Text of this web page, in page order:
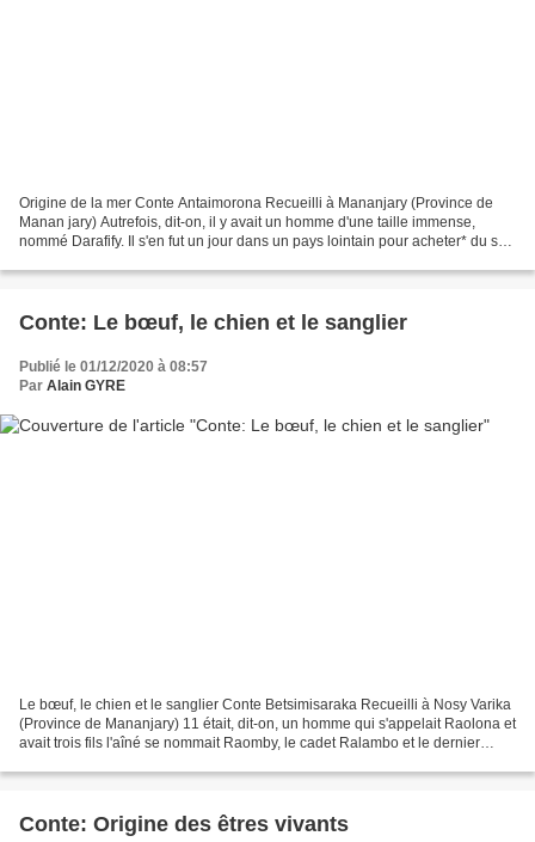
Origine de la mer Conte Antaimorona Recueilli à Mananjary (Province de
Manan jary) Autrefois, dit-on, il y avait un homme d'une taille immense,
nommé Darafify. Il s'en fut un jour dans un pays lointain pour acheter* du sel.
Conte: Le bœuf, le chien et le sanglier
Publié le 01/12/2020 à 08:57
Par Alain GYRE
Le bœuf, le chien et le sanglier Conte Betsimisaraka Recueilli à Nosy Varika
(Province de Mananjary) 11 était, dit-on, un homme qui s'appelait Raolona et
avait trois fils l'aîné se nommait Raomby, le cadet Ralambo et le dernier
Conte: Origine des êtres vivants